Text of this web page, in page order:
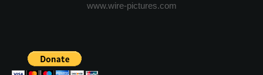
www.wire-pictures.com